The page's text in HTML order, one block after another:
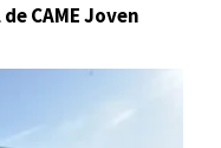
CAME Joven